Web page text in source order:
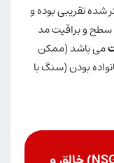
شده تقریبی بوده و
سطح و براقیت مد
می باشد (ممکن
بودن (سنگ با